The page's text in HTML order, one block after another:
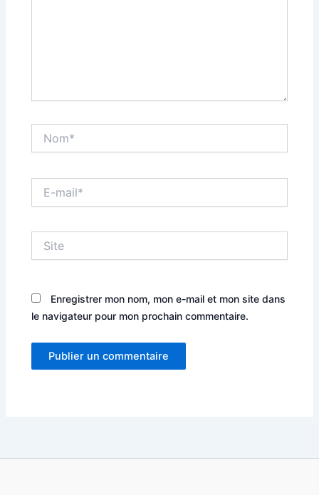
mail*
Enregistrer mon nom, mon e-mail et mon site dans
le navigateur pour mon prochain commentaire.